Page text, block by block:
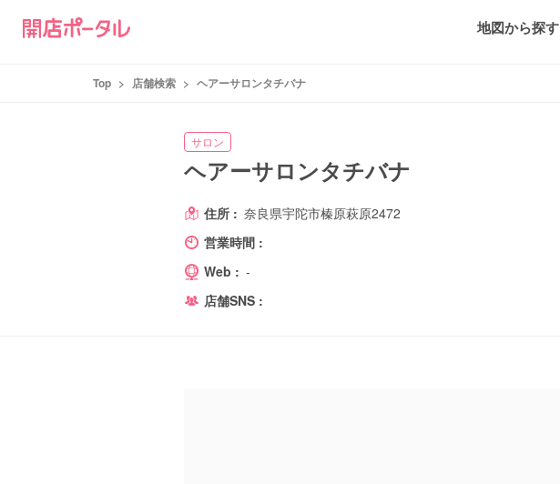
地図から探す
Top > 店舗検索 > ヘアーサロンタチバナ
サロン
ヘアーサロンタチバナ
住所 : 奈良県宇陀市榛原萩原2472
営業時間 :
Web : -
店舗SNS :